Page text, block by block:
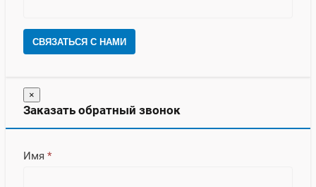
СВЯЗАТЬСЯ С НАМИ
×
Заказать обратный звонок
Имя *